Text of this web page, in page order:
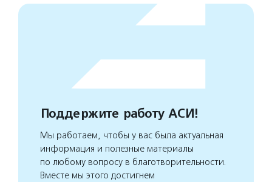
Поддержите работу АСИ!
Мы работаем, чтобы у вас была актуальная
информация и полезные материалы
по любому вопросу в благотворительности.
Вместе мы этого достигнем